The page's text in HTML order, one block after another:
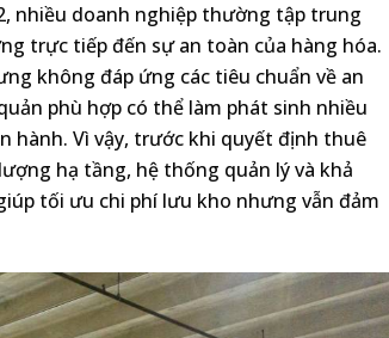
nhiều doanh nghiệp thường tập trung
trực tiếp đến sự an toàn của hàng hóa.
không đáp ứng các tiêu chuẩn về an
phù hợp có thể làm phát sinh nhiều
hành. Vì vậy, trước khi quyết định thuê
hạ tầng, hệ thống quản lý và khả
tối ưu chi phí lưu kho nhưng vẫn đảm